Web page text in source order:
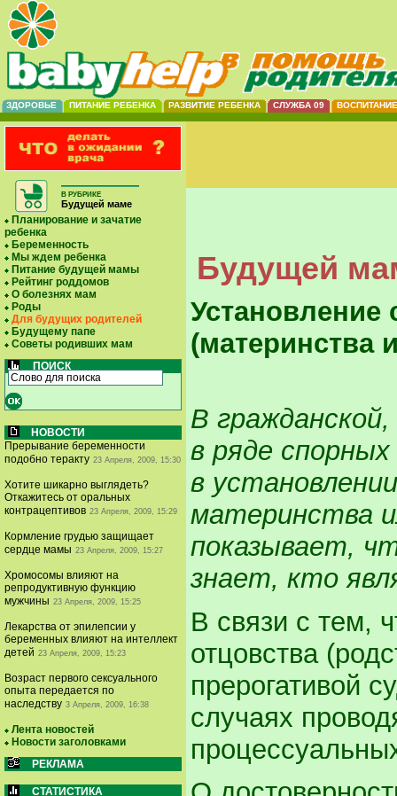
ЗДОРОВЬЕ ПИТАНИЕ РЕБЕНКА РАЗВИТИЕ РЕБЕНКА СЛУЖБА 09 ВОСПИТАНИЕ
В РУБРИКЕ
Будущей маме
Планирование и зачатие
ребенка
Беременность
Мы ждем ребенка
Питание будущей мамы
Рейтинг роддомов
О болезнях мам
Роды
Для будущих родителей
Будущему папе
Советы родивших мам
ПОИСК
НОВОСТИ
Прерывание беременности
подобно теракту 23 Апреля, 2009, 15:30
Хотите шикарно выглядеть?
Откажитесь от оральных
контрацептивов 23 Апреля, 2009, 15:29
Кормление грудью защищает
сердце мамы 23 Апреля, 2009, 15:27
Хромосомы влияют на
репродуктивную функцию
мужчины 23 Апреля, 2009, 15:25
Лекарства от эпилепсии у
беременных влияют на интеллект
детей 23 Апреля, 2009, 15:23
Возраст первого сексуального
опыта передается по
наследству 3 Апреля, 2009, 16:38
Лента новостей
Новости заголовками
РЕКЛАМА
СТАТИСТИКА
Будущей
Установление
(материнства
В
в ряде
в
материнства
показывает,
знает, кто
В связи с тем,
отцовства
прерогативой
случаях